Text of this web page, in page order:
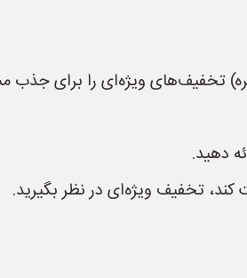
ویژه‌ای را برای جذب
دهید.
تخفیف ویژه‌ای در نظر بگیرید.